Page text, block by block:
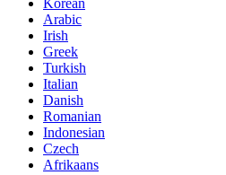
Korean
Arabic
Irish
Greek
Turkish
Italian
Danish
Romanian
Indonesian
Czech
Afrikaans